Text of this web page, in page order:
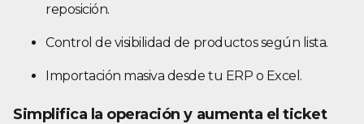
reposición.
Control de visibilidad de productos según lista.
Importación masiva desde tu ERP o Excel.
Simplifica la operación y aumenta el ticket